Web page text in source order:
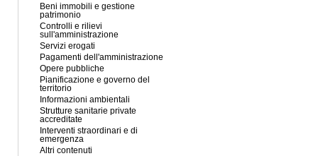
Beni immobili e gestione
patrimonio
Controlli e rilievi
sull'amministrazione
Servizi erogati
Pagamenti dell'amministrazione
Opere pubbliche
Pianificazione e governo del
territorio
Informazioni ambientali
Strutture sanitarie private
accreditate
Interventi straordinari e di
emergenza
Altri contenuti